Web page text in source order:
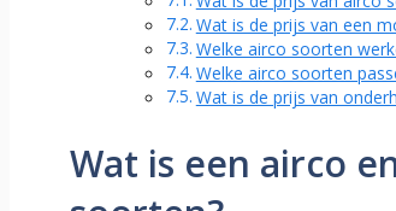
Wat is de prijs van een
Welke airco soorten
Welke airco soorten
Wat is de prijs van
Wat is een airco